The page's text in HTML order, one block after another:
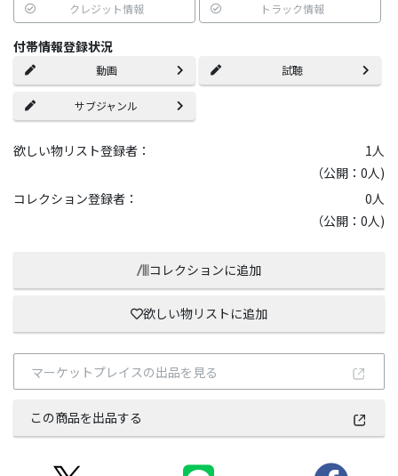
クレジット情報 トラック情報
付帯情報登録状況
動画 試聴
サブジャンル
欲しい物リスト登録者： 1人
（公開：0人)
コレクション登録者：
0人
（公開：0人)
コレクションに追加
欲しい物リストに追加
マーケットプレイスの出品を見る
この商品を出品する